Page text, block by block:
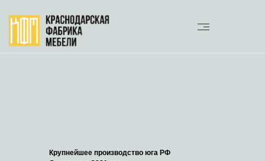
Крупнейшее производство юга РФ